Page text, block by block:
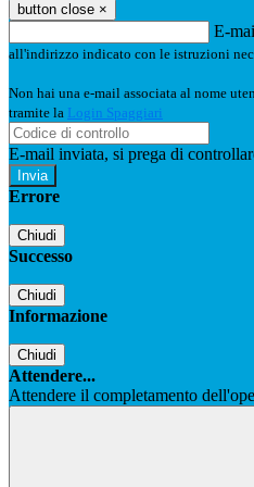
button close ×
E-
all'indirizzo indicato con le istruzioni
Non hai una e-mail associata al nome
tramite la Login Spaggiari
E-mail inviata, si prega di
Errore
Chiudi
Successo
Chiudi
Informazione
Chiudi
Attendere...
Attendere il completamento